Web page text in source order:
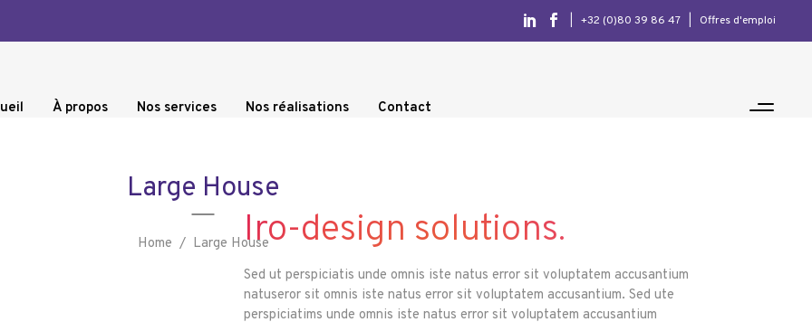
+32 (0)80 39 86 47 Offres d'emploi
À propos Nos services Nos réalisations Contact
Large House
Home / Large HouseIro-design solutions.
Sed ut perspiciatis unde omnis iste natus error sit voluptatem accusantium
natuseror sit omnis iste natus error sit voluptatem accusantium. Sed ute
perspiciatims unde omnis iste natus error sit voluptatem accusantium